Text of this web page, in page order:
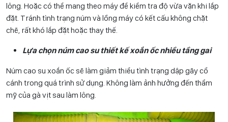
lông. Hoặc có thể mang theo máy để kiểm tra độ vừa vặn khi lắp
đặt. Tránh tình trạng núm và lồng máy có kết cấu không chặt
chẽ, rất khó lắp đặt hoặc thay thế.
Lựa chọn núm cao su thiết kế xoắn ốc nhiều tầng gai
Núm cao su xoắn ốc sẽ làm giảm thiểu tình trạng dập gãy cổ
cánh trong quá trình sử dụng. Không làm ảnh hưởng đến thẩm
mỹ của gà vịt sau làm lông.